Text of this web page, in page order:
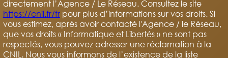
directement l’Agence / Le Réseau. Consultez le site
https://cnil.fr/frpour plus d’informations sur vos droits. Si
vous estimez, après avoir contacté l'Agence / le Réseau,
que vos droits « Informatique et Libertés » ne sont pas
respectés, vous pouvez adresser une réclamation à la
CNIL. Nous vous informons de l’existence de la liste